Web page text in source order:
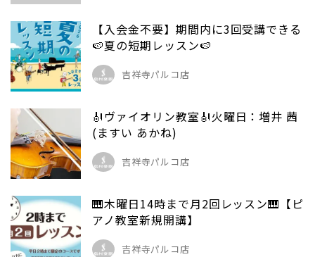
【入会金不要】期間内に3回受講できる
🍉夏の短期レッスン🍉
吉祥寺パルコ店
🎻ヴァイオリン教室🎻火曜日：増井 茜
(ますい あかね)
吉祥寺パルコ店
🎹木曜日14時まで月2回レッスン🎹【ピ
アノ教室新規開講】
吉祥寺パルコ店